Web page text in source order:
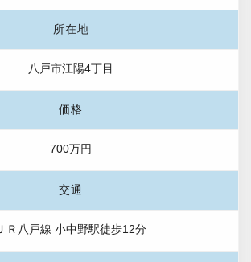
所在地
八戸市江陽4丁目
価格
700万円
交通
ＪＲ八戸線 小中野駅徒歩12分